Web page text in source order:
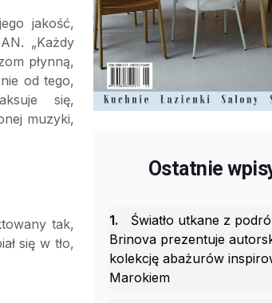
jakość,
„Każdy
płynną,
od tego,
się,
muzyki,
tak,
się w tło,
Ostatnie
1.
Światło utkane z
Brinova prezentuje
kolekcję abażurów
Marokiem